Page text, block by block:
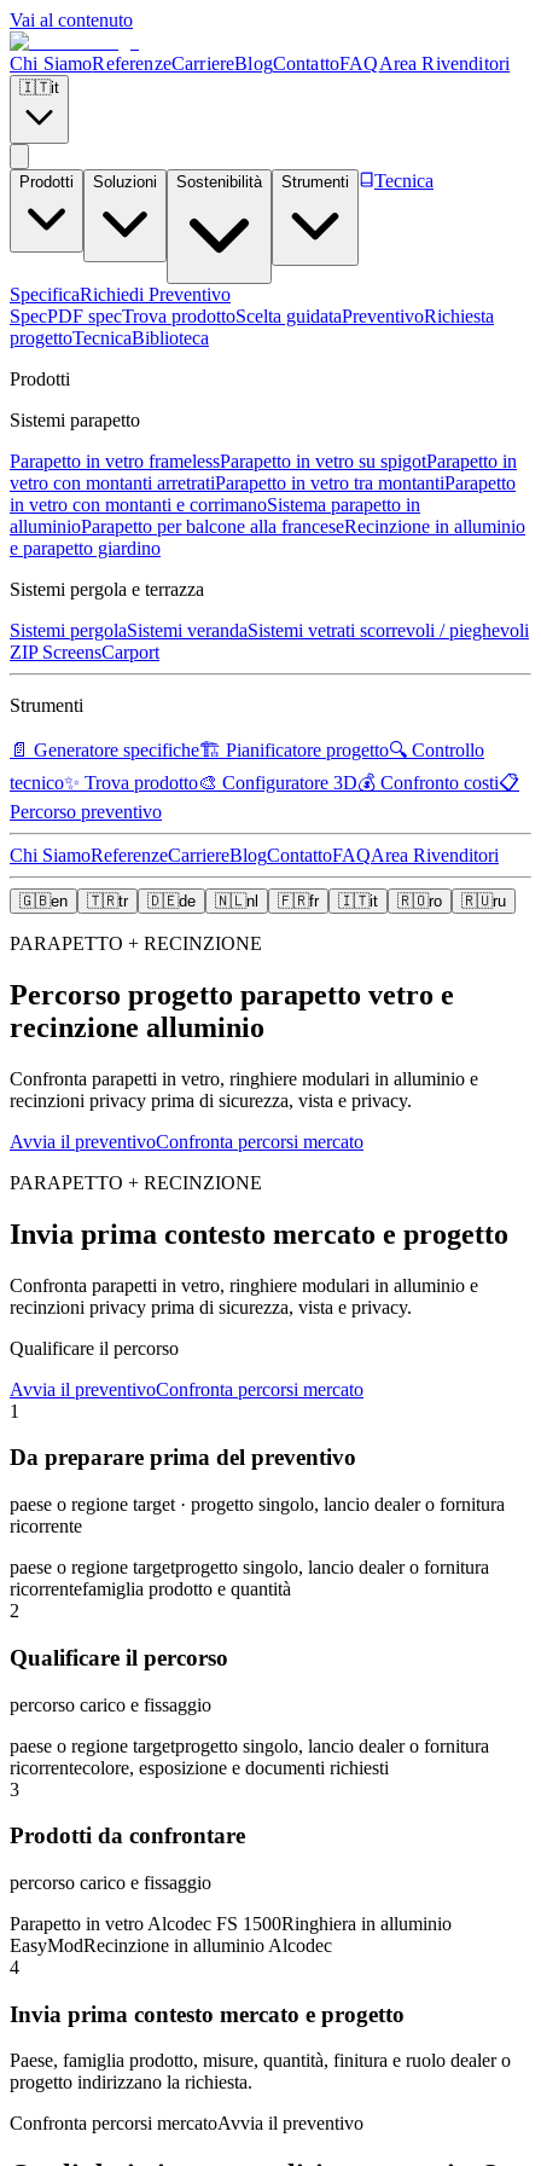
Vai al contenuto
Chi SiamoReferenzeCarriereBlogContattoFAQArea Rivenditori
🇮🇹it
Prodotti Soluzioni Sostenibilità Strumenti Tecnica
SpecificaRichiedi Preventivo
SpecPDF specTrova prodottoScelta guidataPreventivoRichiesta
progettoTecnicaBiblioteca
Prodotti
Sistemi parapetto
Parapetto in vetro framelessParapetto in vetro su spigotParapetto in
vetro con montanti arretratiParapetto in vetro tra montantiParapetto
in vetro con montanti e corrimanoSistema parapetto in
alluminioParapetto per balcone alla franceseRecinzione in alluminio
e parapetto giardino
Sistemi pergola e terrazza
Sistemi pergolaSistemi verandaSistemi vetrati scorrevoli / pieghevoli
ZIP ScreensCarport
Strumenti
📄 Generatore specifiche🏗️ Pianificatore progetto🔍 Controllo
tecnico✨ Trova prodotto🎨 Configuratore 3D💰 Confronto costi📋
Percorso preventivo
Chi SiamoReferenzeCarriereBlogContattoFAQArea Rivenditori
🇬🇧en 🇹🇷tr 🇩🇪de 🇳🇱nl 🇫🇷fr 🇮🇹it 🇷🇴ro 🇷🇺ru
PARAPETTO + RECINZIONE
Percorso progetto parapetto vetro e
recinzione alluminio
Confronta parapetti in vetro, ringhiere modulari in alluminio e
recinzioni privacy prima di sicurezza, vista e privacy.
Avvia il preventivoConfronta percorsi mercato
PARAPETTO + RECINZIONE
Invia prima contesto mercato e progetto
Confronta parapetti in vetro, ringhiere modulari in alluminio e
recinzioni privacy prima di sicurezza, vista e privacy.
Qualificare il percorso
Avvia il preventivoConfronta percorsi mercato
1
Da preparare prima del preventivo
paese o regione target · progetto singolo, lancio dealer o fornitura
ricorrente
paese o regione targetprogetto singolo, lancio dealer o fornitura
ricorrentefamiglia prodotto e quantità
2
Qualificare il percorso
percorso carico e fissaggio
paese o regione targetprogetto singolo, lancio dealer o fornitura
ricorrentecolore, esposizione e documenti richiesti
3
Prodotti da confrontare
percorso carico e fissaggio
Parapetto in vetro Alcodec FS 1500Ringhiera in alluminio
EasyModRecinzione in alluminio Alcodec
4
Invia prima contesto mercato e progetto
Paese, famiglia prodotto, misure, quantità, finitura e ruolo dealer o
progetto indirizzano la richiesta.
Confronta percorsi mercatoAvvia il preventivo